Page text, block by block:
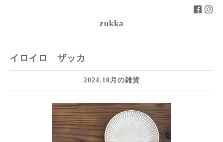
zukka
イロイロ ザッカ
2024.10月の雑貨